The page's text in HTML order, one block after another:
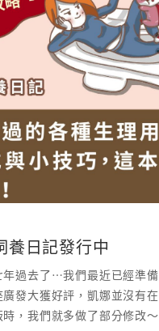
養日記發行中
過去了⋯我們最近已經準備
發大獲好評，凱娜並沒有
，我們就多做了部分修改～